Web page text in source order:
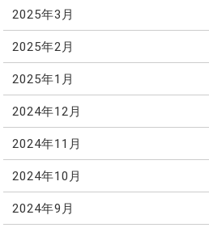
2025年3月
2025年2月
2025年1月
2024年12月
2024年11月
2024年10月
2024年9月